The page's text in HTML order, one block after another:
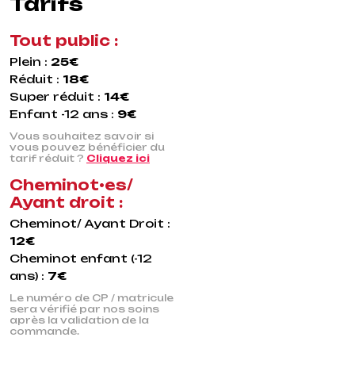
Tout public :
Plein : 25€
Réduit : 18€
Super réduit : 14€
Enfant -12 ans : 9€
Vous souhaitez savoir si
vous pouvez bénéficier du
tarif réduit ? Cliquez ici
Cheminot•es/
Ayant droit :
Cheminot/ Ayant Droit :
12€
Cheminot enfant (-12
ans) : 7€
Le numéro de CP / matricule
sera vérifié par nos soins
après la validation de la
commande.